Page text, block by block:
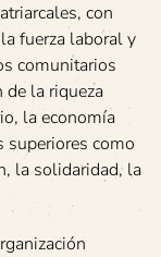
con
fuerza laboral y
comunitarios
la riqueza
la economía
superiores como
la solidaridad, la